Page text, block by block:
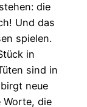
die
Und das
spielen.
in
sind in
neue
Worte, die